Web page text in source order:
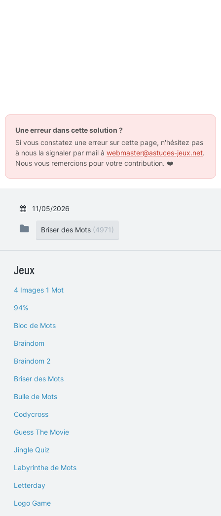
Une erreur dans cette solution ?
Si vous constatez une erreur sur cette page, n'hésitez pas
à nous la signaler par mail à webmaster@astuces-jeux.net.
Nous vous remercions pour votre contribution. ❤️
11/05/2026
Briser des Mots (4971)
Jeux
4 Images 1 Mot
94%
Bloc de Mots
Braindom
Braindom 2
Briser des Mots
Bulle de Mots
Codycross
Guess The Movie
Jingle Quiz
Labyrinthe de Mots
Letterday
Logo Game